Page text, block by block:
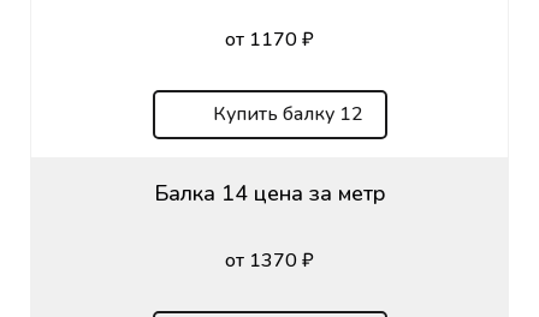
от 1170 ₽
Купить балку 12
Балка 14 цена за метр
от 1370 ₽